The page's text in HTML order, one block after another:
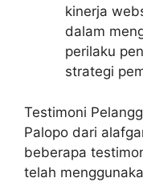
kinerja
dalam
perilaku
strategi
Testimoni
Palopo dari
beberapa
telah